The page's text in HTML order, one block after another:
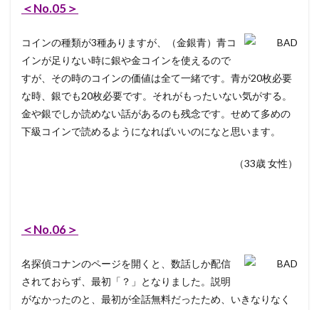
＜No.05＞
コインの種類が3種ありますが、（金銀青）青コ
インが足りない時に銀や金コインを使えるので
すが、その時のコインの価値は全て一緒です。青が20枚必要
な時、銀でも20枚必要です。それがもったいない気がする。
金や銀でしか読めない話があるのも残念です。せめて多めの
下級コインで読めるようになればいいのになと思います。
（33歳 女性）
＜No.06＞
名探偵コナンのページを開くと、数話しか配信
されておらず、最初「？」となりました。説明
がなかったのと、最初が全話無料だったため、いきなりなく